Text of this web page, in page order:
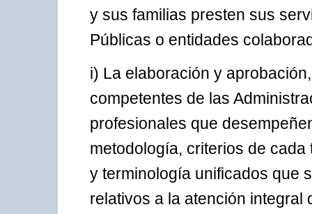
y sus familias presten sus
Públicas o entidades
i) La elaboración y
competentes de las
profesionales que
metodología, criterios de
y terminología unificados que
relativos a la atención integral